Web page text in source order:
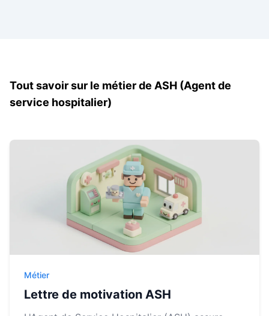
Tout savoir sur le métier de ASH (Agent de
service hospitalier)
Métier
Lettre de motivation ASH